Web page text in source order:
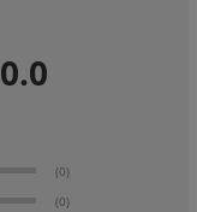
0.0
(0)
(0)